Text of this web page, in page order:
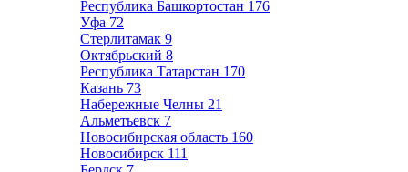
Республика Башкортостан 176
Уфа 72
Стерлитамак 9
Октябрьский 8
Республика Татарстан 170
Казань 73
Набережные Челны 21
Альметьевск 7
Новосибирская область 160
Новосибирск 111